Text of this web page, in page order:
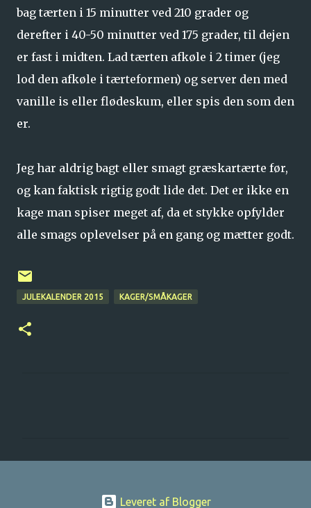
bag tærten i 15 minutter ved 210 grader og
derefter i 40-50 minutter ved 175 grader, til dejen
er fast i midten. Lad tærten afkøle i 2 timer (jeg
lod den afkøle i tærteformen) og server den med
vanille is eller flødeskum, eller spis den som den
er.
Jeg har aldrig bagt eller smagt græskartærte før,
og kan faktisk rigtig godt lide det. Det er ikke en
kage man spiser meget af, da et stykke opfylder
alle smags oplevelser på en gang og mætter godt.
JULEKALENDER 2015 KAGER/SMÅKAGER
Leveret af Blogger